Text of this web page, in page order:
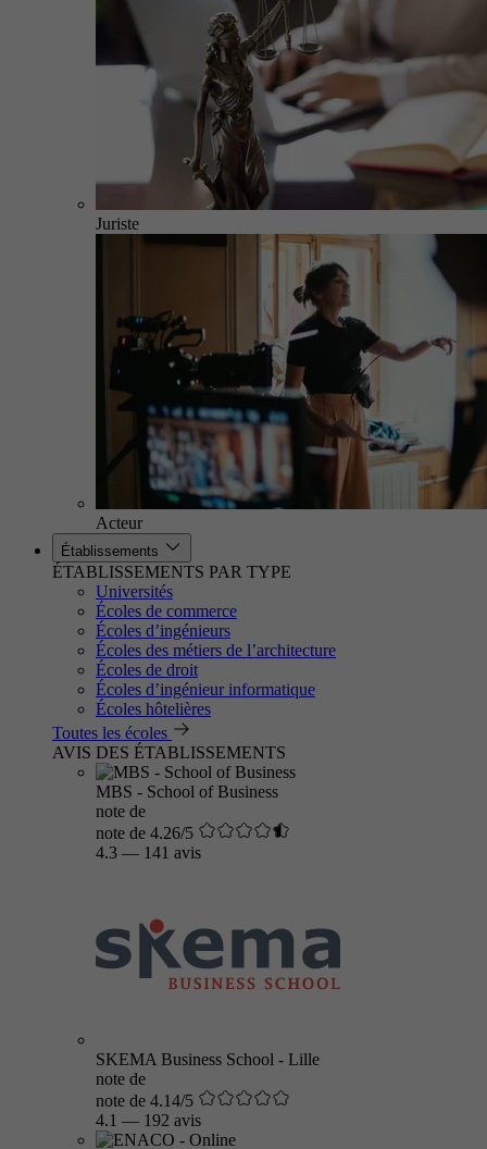
Juriste
Acteur
Établissements
ÉTABLISSEMENTS PAR TYPE
Universités
Écoles de commerce
Écoles d’ingénieurs
Écoles des métiers de l’architecture
Écoles de droit
Écoles d’ingénieur informatique
Écoles hôtelières
Toutes les écoles
AVIS DES ÉTABLISSEMENTS
MBS - School of Business
note de
note de 4.26/5
4.3 — 141 avis
SKEMA Business School - Lille
note de
note de 4.14/5
4.1 — 192 avis